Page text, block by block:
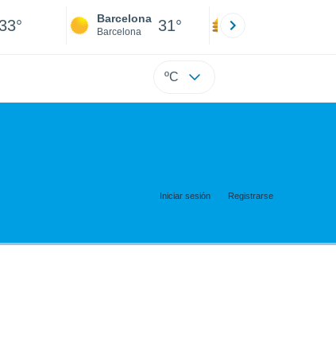
33° Barcelona
Barcelona 31°
ºC
Iniciar sesión Registrarse